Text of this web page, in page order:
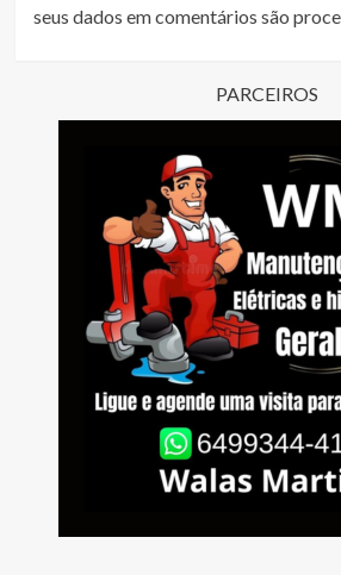
seus dados em comentários são
PARCEIROS